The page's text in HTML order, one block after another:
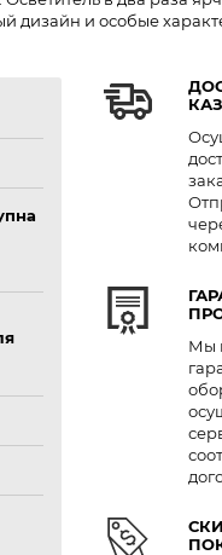
дизайн и особые
Мы